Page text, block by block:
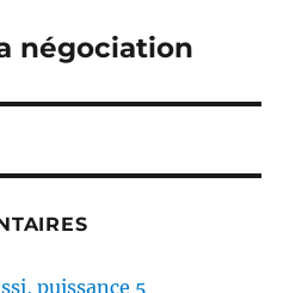
négociation
puissance 5